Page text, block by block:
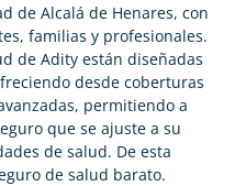
de Alcalá de Henares, con
familias y profesionales.
de Adity están diseñadas
desde coberturas
permitiendo a
que se ajuste a su
de salud. De esta
de salud barato.